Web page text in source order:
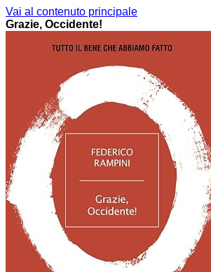
Vai al contenuto principale
Grazie, Occidente!